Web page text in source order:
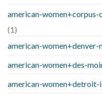
american-
(1)
american-women+denver-
american-women+des-
american-women+detroit-